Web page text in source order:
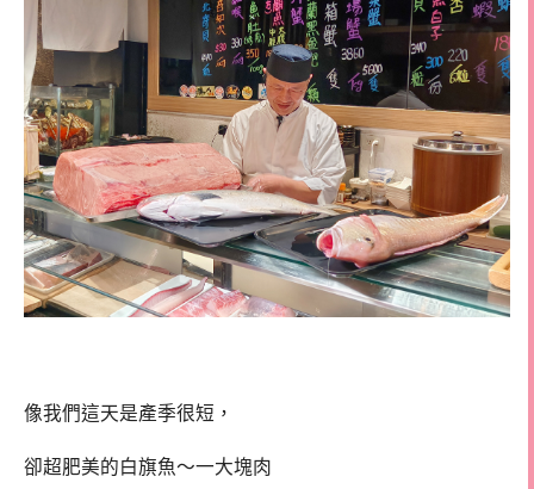
像我們這天是產季很短，
卻超肥美的白旗魚～一大塊肉